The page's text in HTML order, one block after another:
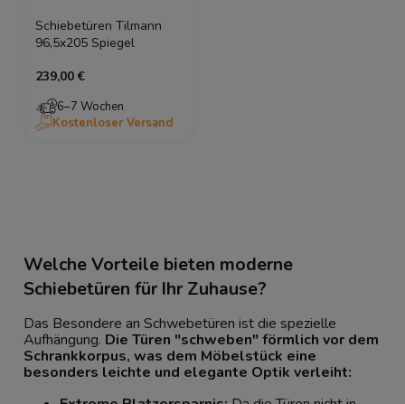
Schiebetüren Tilmann
96,5x205 Spiegel
239,00 €
6–7 Wochen
Kostenloser Versand
Welche Vorteile bieten moderne
Schiebetüren für Ihr Zuhause?
Das Besondere an Schwebetüren ist die spezielle
Aufhängung. Die Türen "schweben" förmlich vor dem
Schrankkorpus, was dem Möbelstück eine
besonders leichte und elegante Optik verleiht: